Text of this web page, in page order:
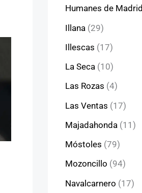
Humanes de Madrid
Illana (29)
Illescas (17)
La Seca (10)
Las Rozas (4)
Las Ventas (17)
Majadahonda (11)
Móstoles (79)
Mozoncillo (94)
Navalcarnero (17)